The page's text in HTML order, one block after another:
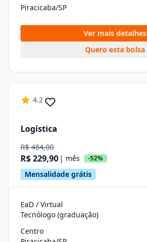
Piracicaba/SP
Ver mais detalhes
Quero esta bolsa
4.2
Logística
R$ 484,00
R$ 229,90 | mês -52%
Mensalidade grátis
EaD / Virtual
Tecnólogo (graduação)
Centro